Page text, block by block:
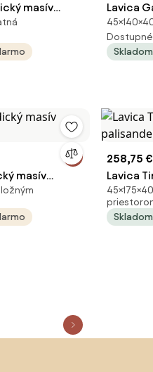
masív
Lavica
Skladom
masív
258,75 €
Lavica
Skladom